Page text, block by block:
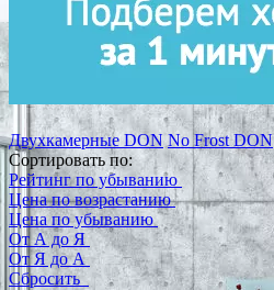
Двухкамерные DON No Frost DON
Сортировать по:
Рейтинг по убыванию
Цена по возрастанию
Цена по убыванию
От А до Я
От Я до А
Сбросить